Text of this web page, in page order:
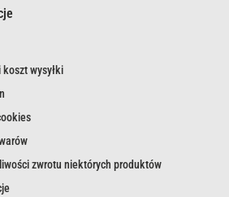
wysyłki
zwrotu niektórych produktów